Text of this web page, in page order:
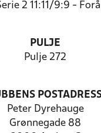
2 11:11/9:9 -
PULJE
Pulje 272
Peter Dyrehauge
Grønnegade 88